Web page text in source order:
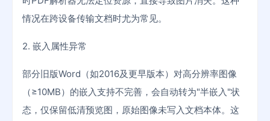
情况在跨设备传输文档时尤为常见。
2. 嵌入属性异常
部分旧版Word（如2016及更早版本）对高分辨率图像
（≥10MB）的嵌入支持不完善，会自动转为"半嵌入"状
态，仅保留低清预览图，原始图像未写入文档本体。这